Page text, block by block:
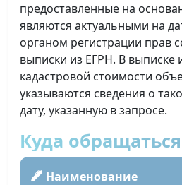
предоставленные на
являются актуальными на
органом регистрации прав
выписки из ЕГРН. В выписке
кадастровой стоимости
указываются сведения о
дату, указанную в запросе.
Куда
Наименование